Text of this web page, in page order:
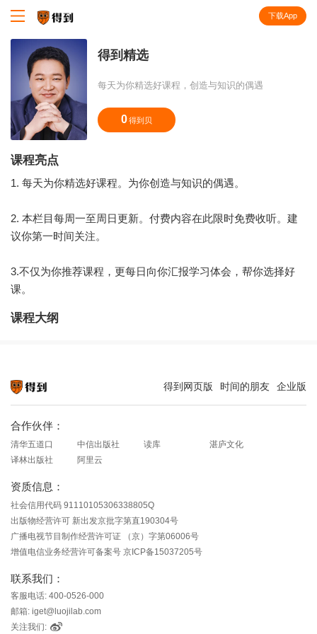
下载App
得到精选
每天为你精选好课程，创造与知识的偶遇
0 得到贝
课程亮点
1. 每天为你精选好课程。为你创造与知识的偶遇。
2. 本栏目每周一至周日更新。付费内容在此限时免费收听。建
议你第一时间关注。
3.不仅为你推荐课程，更每日向你汇报学习体会，帮你选择好
课。
课程大纲
得到网页版 时间的朋友 企业版
合作伙伴：
清华五道口 中信出版社 读库
湛庐文化
译林出版社
阿里云
资质信息：
社会信用代码 91110105306338805Q
出版物经营许可 新出发京批字第直190304号
广播电视节目制作经营许可证 （京）字第06006号
增值电信业务经营许可备案号 京ICP备15037205号
联系我们：
客服电话: 400-0526-000
邮箱: iget@luojilab.com
关注我们: